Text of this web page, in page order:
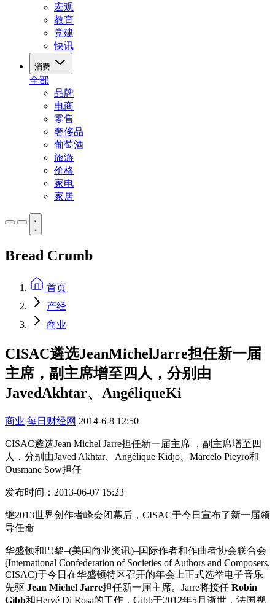
宏观
教育
党建
快讯
消费
全部
品牌
电商
零售
奢侈品
葡萄酒
旅游
价格
家电
家居
Bread Crumb
首页
产经
商业
CISAC遴选JeanMichelJarre担任新一届
主席，副主席增至四人，分别由
JavedAkhtar、AngéliqueKi
商业 每日财经网 2014-6-8 12:50
CISAC遴选Jean Michel Jarre担任新一届主席 ，副主席增至四
人，分别由Javed Akhtar、Angélique Kidjo、Marcelo Pieyro和
Ousmane Sow担任
发布时间：2013-06-07 15:23
继2013世界创作者峰会闭幕后，CISAC于今日宣布了新一届领
导任命
华盛顿和巴黎–(美国商业资讯)–国际作者和作曲者协会联合会
(International Confederation of Societies of Authors and Composers,
CISAC)于今日在华盛顿特区召开的年会上正式选举电子音乐
先驱 Jean Michel Jarre担任新一届主席。Jarre将接任 Robin
Gibb和Hervé Di Rosa的工作，Gibb于2012年5月逝世，法国视